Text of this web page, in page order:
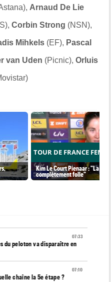
Arnaud De Lie
Corbin Strong (NSN),
Mihkels(EF), Pascal
van Uden (Picnic), Orluis
TOUR DE FRANCE
Kim Le Court Pienaar : "La
complètement folle"
07:33
du peloton va disparaître en
07:10
chaîne la 5e étape ?